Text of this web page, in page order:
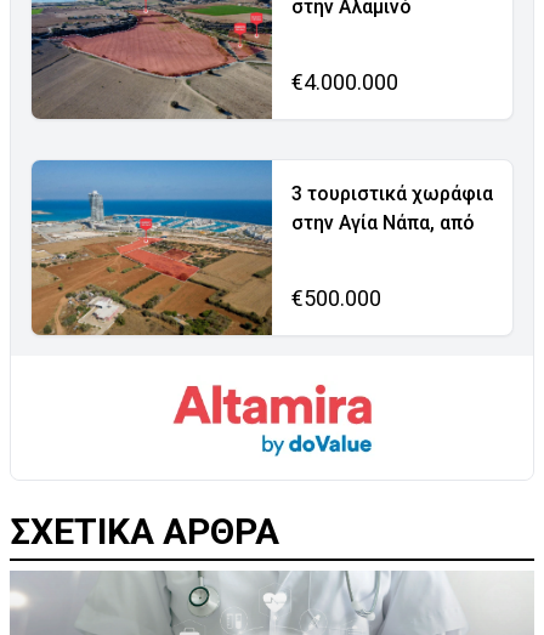
στην Αλαμινό
€4.000.000
3 τουριστικά χωράφια
στην Αγία Νάπα, από
€500.000
ΣΧΕΤΙΚΑ ΑΡΘΡΑ